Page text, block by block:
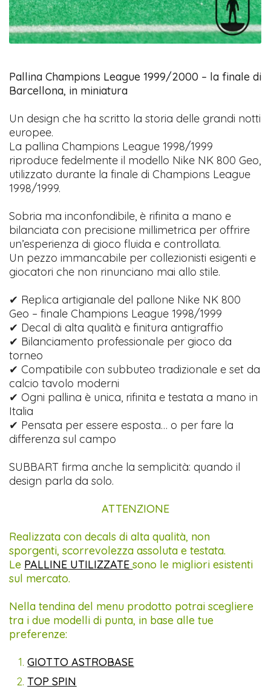
Pallina Champions League 1999/2000 – la finale di
Barcellona, in miniatura
Un design che ha scritto la storia delle grandi notti
europee.
La pallina Champions League 1998/1999
riproduce fedelmente il modello Nike NK 800 Geo,
utilizzato durante la finale di Champions League
1998/1999.
Sobria ma inconfondibile, è rifinita a mano e
bilanciata con precisione millimetrica per offrire
un’esperienza di gioco fluida e controllata.
Un pezzo immancabile per collezionisti esigenti e
giocatori che non rinunciano mai allo stile.
✔ Replica artigianale del pallone Nike NK 800
Geo – finale Champions League 1998/1999
✔ Decal di alta qualità e finitura antigraffio
✔ Bilanciamento professionale per gioco da
torneo
✔ Compatibile con subbuteo tradizionale e set da
calcio tavolo moderni
✔ Ogni pallina è unica, rifinita e testata a mano in
Italia
✔ Pensata per essere esposta… o per fare la
differenza sul campo
SUBBART firma anche la semplicità: quando il
design parla da solo.
ATTENZIONE
Realizzata con decals di alta qualità, non
sporgenti, scorrevolezza assoluta e testata.
Le PALLINE UTILIZZATE sono le migliori esistenti
sul mercato.
Nella tendina del menu prodotto potrai scegliere
tra i due modelli di punta, in base alle tue
preferenze:
GIOTTO ASTROBASE
TOP SPIN